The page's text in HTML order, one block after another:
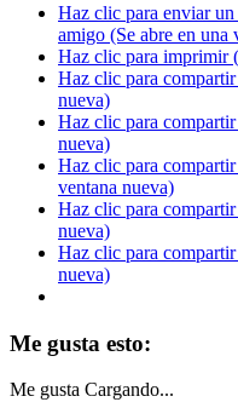
Haz clic para enviar
amigo (Se abre en una
Haz clic para imprimir
Haz clic para
nueva)
Haz clic para
nueva)
Haz clic para
ventana nueva)
Haz clic para compartir
nueva)
Haz clic para compartir
nueva)
Me gusta esto:
Me gusta Cargando...